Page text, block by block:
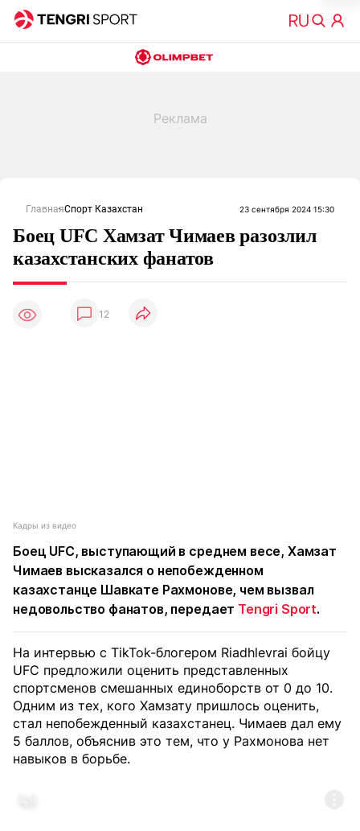
ГлавнаяСпорт Казахстан 23 сентября 2024 15:30
Боец UFC Хамзат Чимаев разозлил
казахстанских фанатов
12
Кадры из видео
Боец UFC, выступающий в среднем весе, Хамзат
Чимаев высказался о непобежденном
казахстанце Шавкате Рахмонове, чем вызвал
недовольство фанатов, передает Tengri Sport.
На интервью с TikTok-блогером Riadhlevrai бойцу
UFC предложили оценить представленных
спортсменов смешанных единоборств от 0 до 10.
Одним из тех, кого Хамзату пришлось оценить,
стал непобежденный казахстанец. Чимаев дал ему
5 баллов, объяснив это тем, что у Рахмонова нет
навыков в борьбе.